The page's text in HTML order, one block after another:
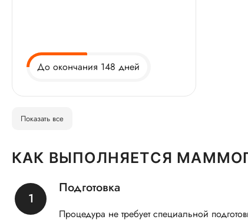
До окончания 148 дней
Показать все
КАК ВЫПОЛНЯЕТСЯ
Подготовка
Процедура не требует специальной